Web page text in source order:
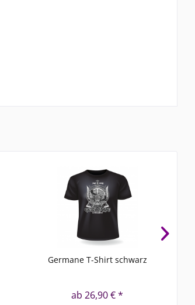
Germane T-Shirt schwarz
ab 26,90 € *